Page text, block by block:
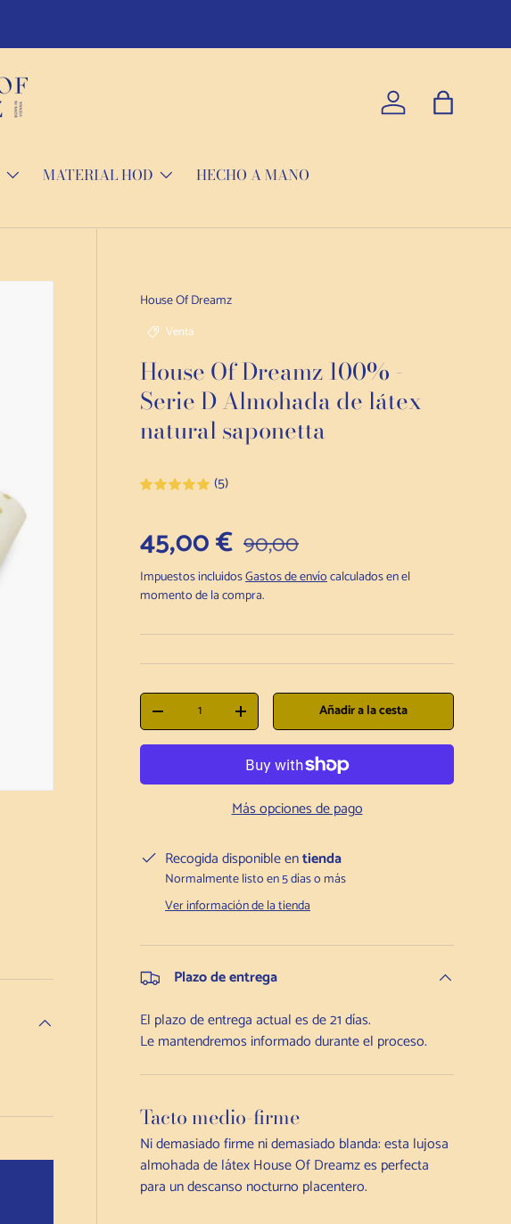
ConectarseBolso
MATERIAL HOD
HECHO A MANO
House Of Dreamz
Venta
House Of Dreamz 100% -
Serie D Almohada de látex
natural saponetta
(5)
Precio de venta
45,00 € Precio habitual
90,00
Impuestos incluidosGastos de envíocalculados en el
momento de la compra.
Cantidad
Disminuir la cantidadAumentar la cantidadAñadir a la cesta
Más opciones de pago
Recogida disponible entienda
Normalmente listo en 5 días o más
Ver información de la tienda
Plazo de entrega
El plazo de entrega actual es de 21 días.
Le mantendremos informado durante el proceso.
Tacto medio-firme
Ni demasiado firme ni demasiado blanda: esta lujosa
almohada de látex House Of Dreamz es perfecta
para un descanso nocturno placentero.